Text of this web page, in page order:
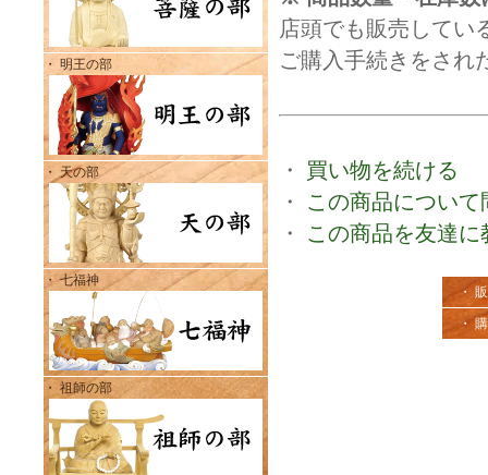
・ 明王の部
・ 天の部
・ 七福神
・ 祖師の部
店頭でも販売してい
ご購入手続きをされ
・ 買い物を続ける
・ この商品につい
・ この商品を友達に
・
・